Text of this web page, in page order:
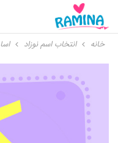
خانه انتخاب اسم نوزاد